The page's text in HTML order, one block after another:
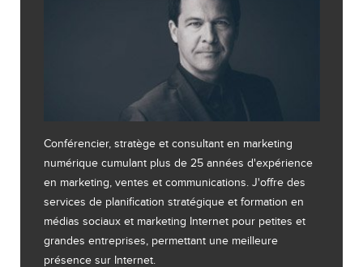
Conférencier, stratège et consultant en marketing
numérique cumulant plus de 25 années d'expérience
en marketing, ventes et communications. J'offre des
services de planification stratégique et formation en
médias sociaux et marketing Internet pour petites et
grandes entreprises, permettant une meilleure
présence sur Internet.